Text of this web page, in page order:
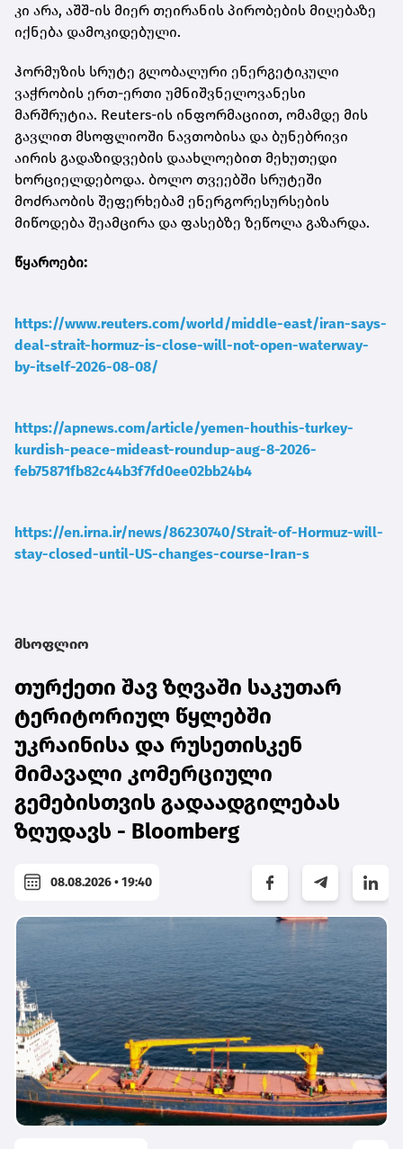
კი არა, აშშ-ის მიერ თეირანის პირობების მიღებაზე
იქნება დამოკიდებული.
ჰორმუზის სრუტე გლობალური ენერგეტიკული
ვაჭრობის ერთ-ერთი უმნიშვნელოვანესი
მარშრუტია. Reuters-ის ინფორმაციით, ომამდე მის
გავლით მსოფლიოში ნავთობისა და ბუნებრივი
აირის გადაზიდვების დაახლოებით მეხუთედი
ხორციელდებოდა. ბოლო თვეებში სრუტეში
მოძრაობის შეფერხებამ ენერგორესურსების
მიწოდება შეამცირა და ფასებზე ზეწოლა გაზარდა.
წყაროები:
https://www.reuters.com/world/middle-east/iran-says-
deal-strait-hormuz-is-close-will-not-open-waterway-
by-itself-2026-08-08/
https://apnews.com/article/yemen-houthis-turkey-
kurdish-peace-mideast-roundup-aug-8-2026-
feb75871fb82c44b3f7fd0ee02bb24b4
https://en.irna.ir/news/86230740/Strait-of-Hormuz-will-
stay-closed-until-US-changes-course-Iran-s
მსოფლიო
თურქეთი შავ ზღვაში საკუთარ
ტერიტორიულ წყლებში
უკრაინისა და რუსეთისკენ
მიმავალი კომერციული
გემებისთვის გადაადგილებას
ზღუდავს - Bloomberg
08.08.2026 • 19:40